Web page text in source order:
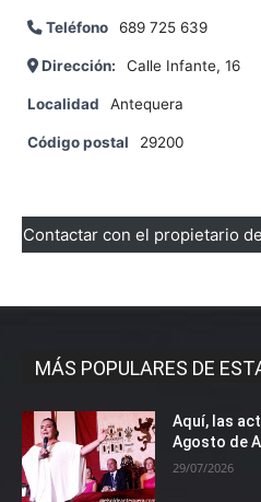
Teléfono 689 725 639
Dirección: Calle Infante, 16
Localidad Antequera
Código postal 29200
Contactar con el propietario
MÁS POPULARES DE
Aquí, las
Agosto de
29/07/2026